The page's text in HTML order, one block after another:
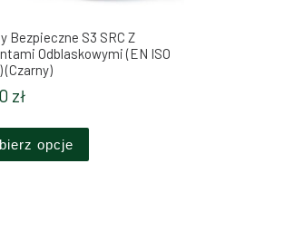
Opcje można wybrać na stronie produktu
Bezpieczne S3 SRC Z
Odblaskowymi (EN ISO
(Czarny)
zł
opcje